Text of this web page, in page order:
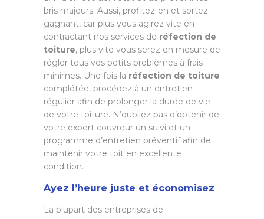
bris majeurs. Aussi, profitez-en et sortez
gagnant, car plus vous agirez vite en
contractant nos services de réfection de
toiture, plus vite vous serez en mesure de
régler tous vos petits problèmes à frais
minimes. Une fois la réfection de toiture
complétée, procédez à un entretien
régulier afin de prolonger la durée de vie
de votre toiture. N’oubliez pas d’obtenir de
votre expert couvreur un suivi et un
programme d’entretien préventif afin de
maintenir votre toit en excellente
condition.
Ayez l’heure juste et économisez
La plupart des entreprises de